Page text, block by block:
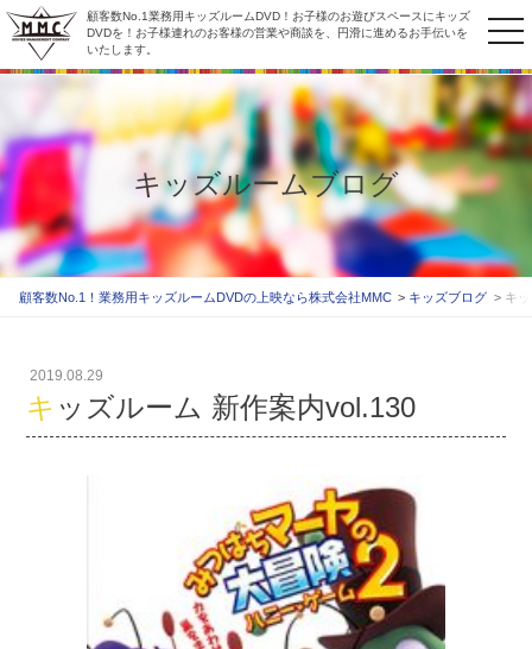
顧客数No.1業務用キッズルームDVD！お子様のお遊びスペースにキッズ
DVDを！お子様連れのお客様の営業や商談を、円滑に進めるお手伝いを
いたします。
キッズルームブログ
顧客数No.1！業務用キッズルームDVDの上映なら株式会社MMC キッズブログ キ
2019.08.29
キッズルーム 新作案内vol.130